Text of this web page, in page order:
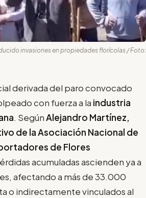
invasiones en propiedades florícolas / Foto:
derivada del paro convocado
con fuerza a la industria
. SegúnAlejandro Martínez,
de la Asociación Nacional de
de Flores
acumuladas ascienden ya a
afectando a más de 33.000
o indirectamente vinculados al